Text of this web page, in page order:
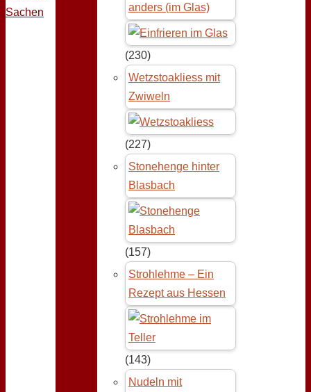
Sachen
anders (im Glas)
(230)
Wetzstoakliess mit
Zwiweln
(227)
Stonehenge hinter
Blasbach
(157)
Strohlehme – Ein
Rezept aus Hessen
(143)
Nudeln mit